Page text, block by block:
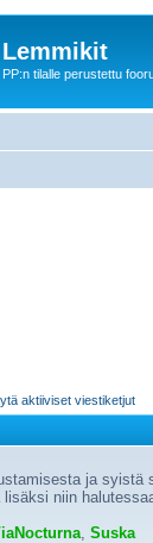
Lemmikit
PP:n tilalle perustettu
aktiiviset viestiketjut
ja
niin
, Suska